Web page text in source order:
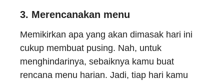
3. Merencanakan menu
Memikirkan apa yang akan dimasak hari ini
cukup membuat pusing. Nah, untuk
menghindarinya, sebaiknya kamu buat
rencana menu harian. Jadi, tiap hari kamu